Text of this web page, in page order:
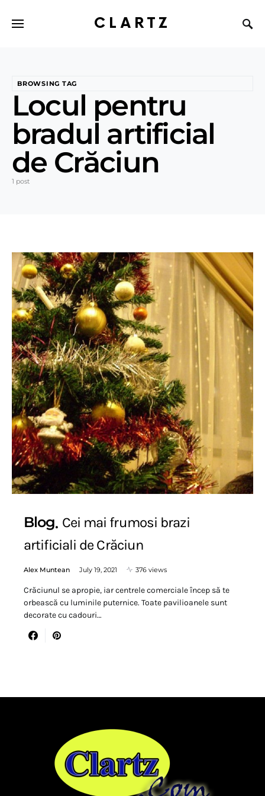
CLARTZ
BROWSING TAG
Locul pentru
bradul artificial
de Crăciun
1 post
Blog Cei mai frumosi brazi
artificiali de Crăciun
Alex Muntean July 19, 2021 376 views
Crăciunul se apropie, iar centrele comerciale încep să te
orbească cu luminile puternice. Toate pavilioanele sunt
decorate cu cadouri…